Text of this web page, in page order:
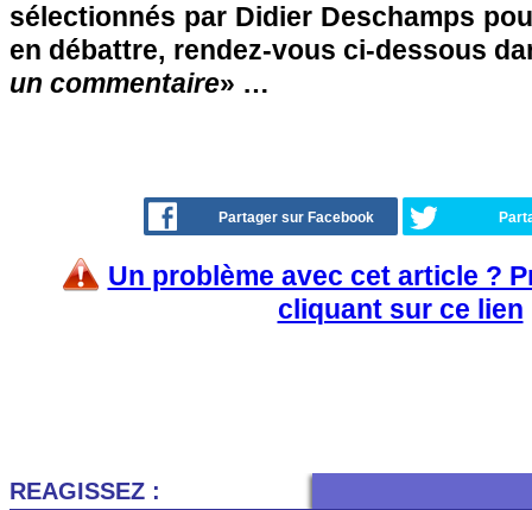
sélectionnés par Didier Deschamps
en débattre, rendez-vous ci-dessous
un commentaire» …
Partager sur Facebook
Un problème avec cet article ?
cliquant sur ce lien
REAGISSEZ :